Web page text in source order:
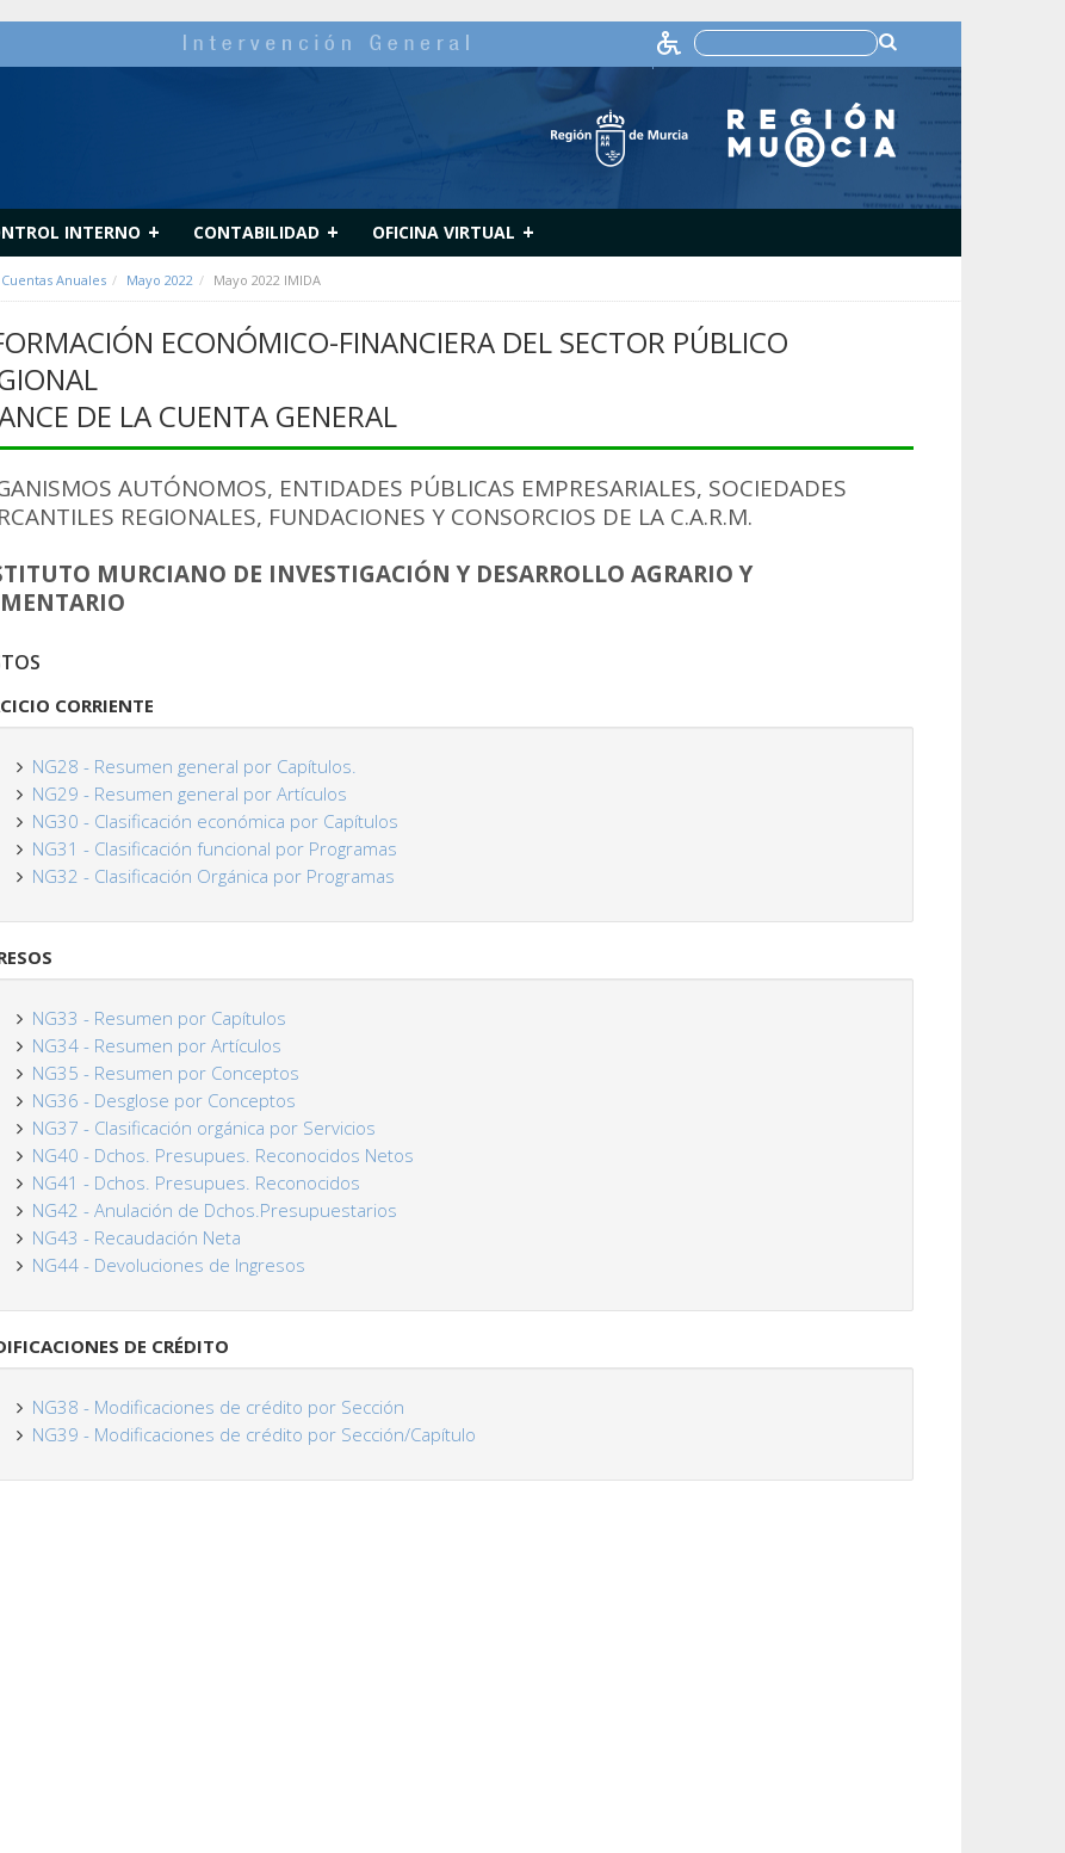
INTERNO + CONTABILIDAD + OFICINA VIRTUAL +
Anuales Mayo 2022 Mayo 2022 IMIDA
ECONÓMICO-FINANCIERA DEL SECTOR PÚBLICO
DE LA CUENTA GENERAL
AUTÓNOMOS, ENTIDADES PÚBLICAS EMPRESARIALES, SOCIEDADES
REGIONALES, FUNDACIONES Y CONSORCIOS DE LA C.A.R.M.
MURCIANO DE INVESTIGACIÓN Y DESARROLLO AGRARIO Y
CORRIENTE
NG28 - Resumen general por Capítulos.
NG29 - Resumen general por Artículos
NG30 - Clasificación económica por Capítulos
NG31 - Clasificación funcional por Programas
NG32 - Clasificación Orgánica por Programas
NG33 - Resumen por Capítulos
NG34 - Resumen por Artículos
NG35 - Resumen por Conceptos
NG36 - Desglose por Conceptos
NG37 - Clasificación orgánica por Servicios
NG40 - Dchos. Presupues. Reconocidos Netos
NG41 - Dchos. Presupues. Reconocidos
NG42 - Anulación de Dchos.Presupuestarios
NG43 - Recaudación Neta
NG44 - Devoluciones de Ingresos
DE CRÉDITO
NG38 - Modificaciones de crédito por Sección
NG39 - Modificaciones de crédito por Sección/Capítulo